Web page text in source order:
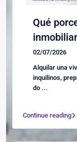
Qué
02/07/2026
Alquilar una
inquilinos,
do ...
Continue reading